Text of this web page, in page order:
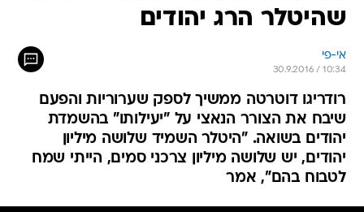
שהיטלר הרג יהודים
אי-פי
30.9.2016 / 10:34
רודריגו דוטרטה ממשיך לספק שערוריות והפעם
שיבח את הצורר הנאצי על "יעילותו" בהשמדת
יהודים בשואה. "היטלר השמיד שלושה מיליון
יהודים, יש שלושה מיליון צרכני סמים, הייתי שמח
לטבוח בהם", אמר